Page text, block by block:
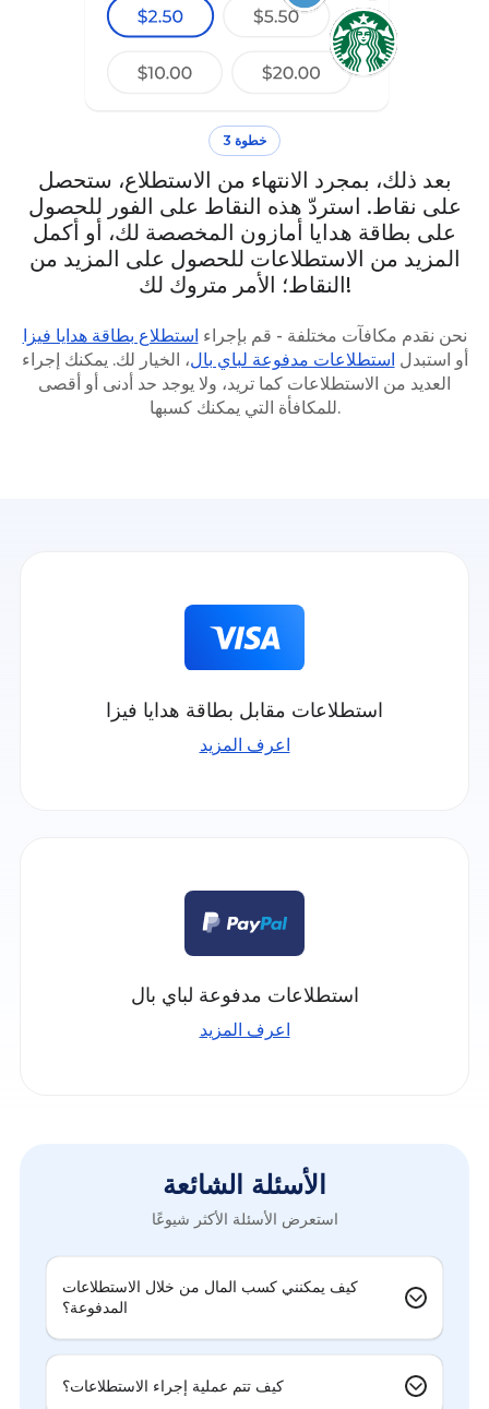
خطوة 3
بعد ذلك، بمجرد الانتهاء من الاستطلاع، ستحصل
على نقاط. استردّ هذه النقاط على الفور للحصول
على بطاقة هدايا أمازون المخصصة لك، أو أكمل
المزيد من الاستطلاعات للحصول على المزيد من
النقاط؛ الأمر متروك لك!
نحن نقدم مكافآت مختلفة - قم بإجراء استطلاع بطاقة هدايا فيزا
أو استبدل استطلاعات مدفوعة لباي بال، الخيار لك. يمكنك إجراء
العديد من الاستطلاعات كما تريد، ولا يوجد حد أدنى أو أقصى
للمكافأة التي يمكنك كسبها.
استطلاعات مقابل بطاقة هدايا فيزا
اعرف المزيد
استطلاعات مدفوعة لباي بال
اعرف المزيد
الأسئلة الشائعة
استعرض الأسئلة الأكثر شيوعًا
كيف يمكنني كسب المال من خلال الاستطلاعات
المدفوعة؟
كيف تتم عملية إجراء الاستطلاعات؟